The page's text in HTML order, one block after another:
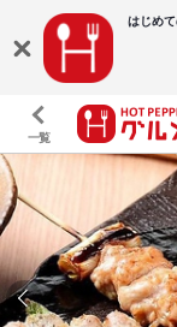
はじめ
一覧